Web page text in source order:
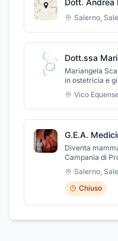
coppia e della
prenotazioni
al numero 346
Dott. Andrea
Salerno,
Dott.ssa
Mariangela
in ostetricia e
studio a Vico
dottoressa
propria
con
possibile
ecografie,
studio si trova
Vico
Diventa
Campania di
Assistita (PMA)
Omologa ed
Salerno,
Chiuso